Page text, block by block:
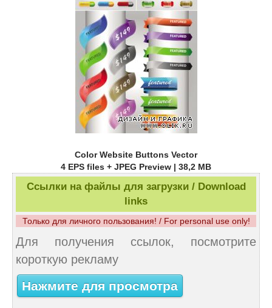
Color Website Buttons Vector
4 EPS files + JPEG Preview | 38,2 MB
Ссылки на файлы для загрузки / Download
links
Только для личного пользования! / For personal use only!
Для получения ссылок, посмотрите
короткую рекламу
Нажмите для просмотра